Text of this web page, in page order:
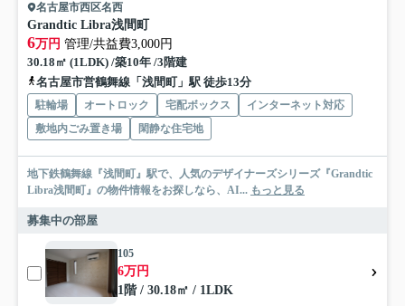
名古屋市西区名西
Grandtic Libra浅間町
6万円 管理/共益費3,000円
30.18㎡ (1LDK) /築10年 /3階建
名古屋市営鶴舞線「浅間町」駅 徒歩13分
駐輪場 オートロック 宅配ボックス
インターネット対応
敷地内ごみ置き場
閑静な住宅地
地下鉄鶴舞線『浅間町』駅で、人気のデザイナーズシリーズ『Grandtic
Libra浅間町』の物件情報をお探しなら、AI... もっと見る
募集中の部屋
105
6万円
1階 / 30.18㎡ / 1LDK